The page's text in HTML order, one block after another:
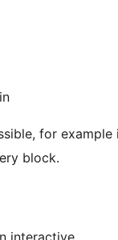
for
block.
interactive